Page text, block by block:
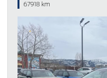
67918 km